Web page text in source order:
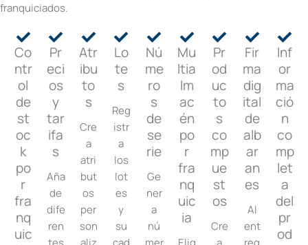
franquiciados.
Co
ntr
ol
de
st
oc
k
po
r
fra
nq
uic
Pr
eci
os
y
tar
ifa
s
Aña
de
dife
ren
Atr
ibu
to
s
Cre
a
atri
but
os
per
son
Lo
te
s
Reg
istr
a
los
lot
es
y
su
Nú
me
ro
s
de
se
rie
Ge
ner
a
nú
Mu
ltia
lm
ac
én
po
r
fra
nq
uic
ia
Pr
od
uc
to
s
co
mp
ue
st
os
Cre
Fir
ma
dig
ital
de
alb
ar
an
es
Al
ent
Inf
or
ma
ció
n
co
mp
let
a
del
pr
od